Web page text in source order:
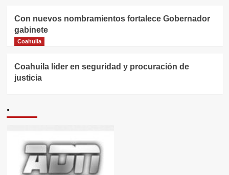
Con nuevos nombramientos fortalece Gobernador
gabinete
Coahuila
Coahuila líder en seguridad y procuración de
justicia
.